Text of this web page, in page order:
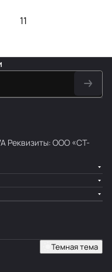
11
Реквизиты: ООО «СТ-
Темная тема